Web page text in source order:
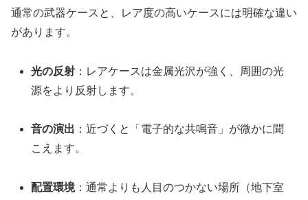
通常の武器ケースと、レア度の高いケースには明確な違い
があります。
光の反射 ：レアケースは金属光沢が強く、周囲の光
源をより反射します。
音の演出 ：近づくと「電子的な共鳴音」が微かに聞
こえます。
配置環境：通常よりも人目のつかない場所（地下室